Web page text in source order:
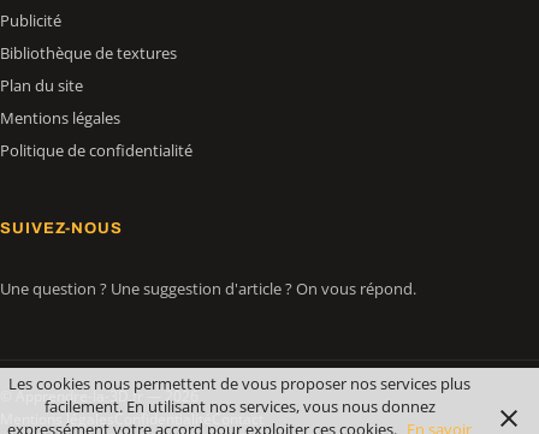
Publicité
Bibliothèque de textures
Plan du site
Mentions légales
Politique de confidentialité
SUIVEZ-NOUS
Une question ? Une suggestion d'article ? On vous répond.
© Apprendre-la-3D.fr — 2026
Mentions légalesConfidentialitéContact
Les cookies nous permettent de vous proposer nos services plus
facilement. En utilisant nos services, vous nous donnez
expressément votre accord pour exploiter ces cookies. En savoir